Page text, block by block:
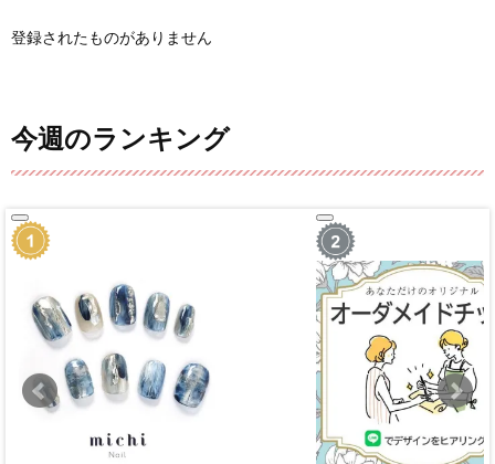
登録されたものがありません
今週のランキング